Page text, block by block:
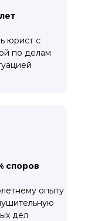
юрист с
по делам
опыту
дел
споров